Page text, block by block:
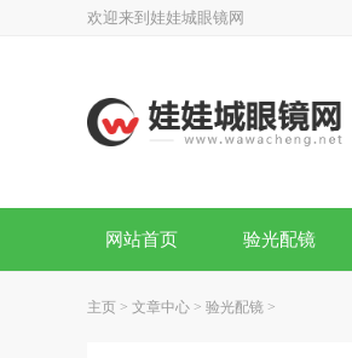
欢迎来到娃娃城眼镜网
网站首页 验光配镜
主页 > 文章中心 > 验光配镜 >